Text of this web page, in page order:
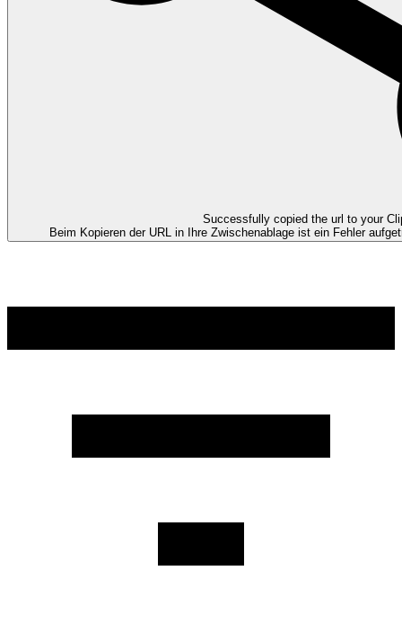
Successfully copied the url to your
Beim Kopieren der URL in Ihre Zwischenablage ist ein Fehler